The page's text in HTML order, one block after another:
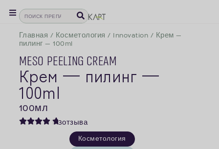
Главная / Косметология / Innovation / Крем —
пилинг — 100ml
Meso Peeling Cream
Крем — пилинг —
100ml
100мл
3отзыва
Косметология